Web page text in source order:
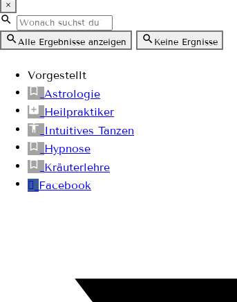
×
Alle Ergebnisse anzeigen Keine Ergnisse
Vorgestellt
Astrologie
Heilpraktiker
Intuitives Tanzen
Hypnose
Kräuterlehre
Facebook